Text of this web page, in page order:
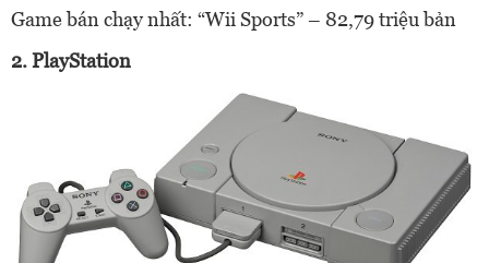
Game bán chạy nhất: “Wii Sports” – 82,79 triệu bản
2. PlayStation